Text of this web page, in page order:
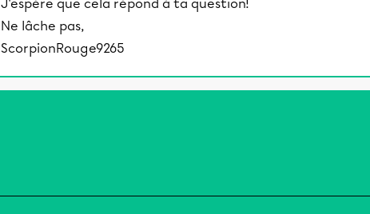
J'espère que cela répond à ta question!
Ne lâche pas,
ScorpionRouge9265